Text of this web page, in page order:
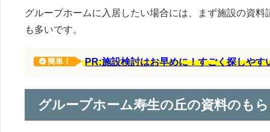
グループホームに入居したい場合には、まず施設の資
も多いです。
簡単！ PR:施設検討はお早めに！すごく探しや
グループホーム寿生の丘の資料のも